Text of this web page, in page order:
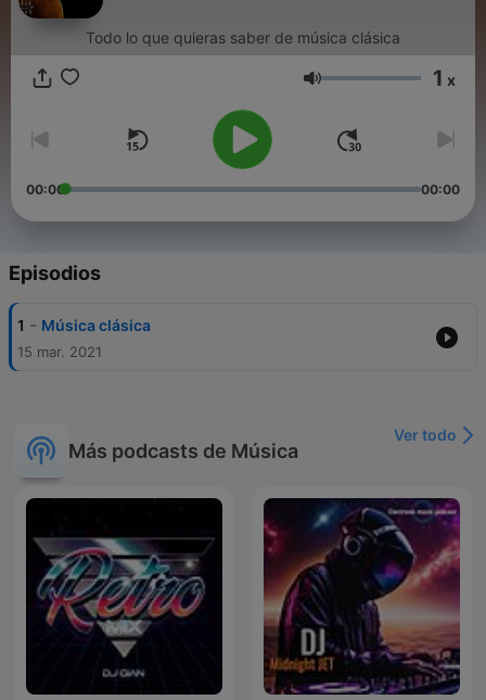
Todo lo que quieras saber de música clásica
Volumen 1 x
00:00 00:00
Episodios
1 - Música clásica
15 mar. 2021
Más podcasts de Música
Ver todo